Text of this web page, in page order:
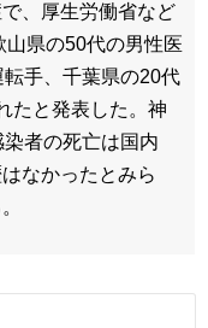
、厚生労働省など
県の50代の男性医
手、千葉県の20代
たと発表した。神
者の死亡は国内
なかったとみら